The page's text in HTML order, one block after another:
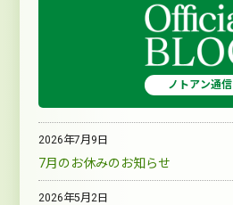
ノトアン通信
2026年7月9日
7月のお休みのお知らせ
2026年5月2日